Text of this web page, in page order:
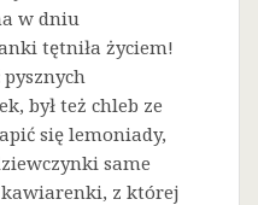
w dniu
tętniła życiem!
pysznych
był też chleb ze
się lemoniady,
same
z której